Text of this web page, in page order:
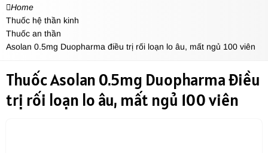
Home
Thuốc hệ thần kinh
Thuốc an thần
Asolan 0.5mg Duopharma điều trị rối loạn lo âu, mất ngủ 100 viên
Thuốc Asolan 0.5mg Duopharma điều
trị rối loạn lo âu, mất ngủ 100 viên